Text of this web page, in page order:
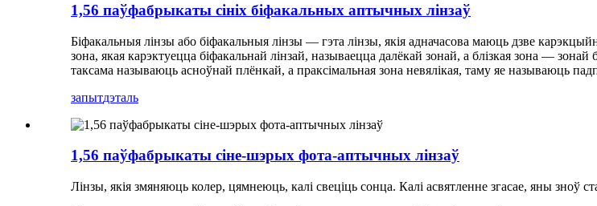
1,56 паўфабрыкаты сініх біфакальных аптычных лінзаў
Біфакальныя лінзы або біфакальныя лінзы — гэта лінзы, якія адначасова маюць дзве
зона, якая карэктуецца біфакальнай лінзай, называецца далёкай зонай, а блізкая зона —
таксама называюць асноўнай плёнкай, а праксімальная зона невялікая, таму яе называюць
запытдэталь
1,56 паўфабрыкаты сіне-шэрых фота-аптычных лінзаў
Лінзы, якія змяняюць колер, цямнеюць, калі свеціць сонца. Калі асвятленне згасае, яны зноў